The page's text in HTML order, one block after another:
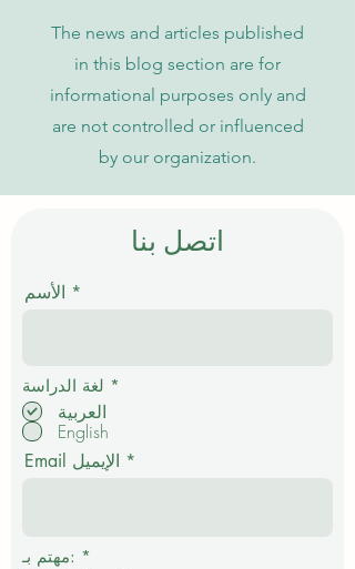
The news and articles published
in this blog section are for
informational purposes only and
are not controlled or influenced
by our organization.
اتصل بنا
الأسم
لغة الدراسة *
م
العربية
English
Email الإيميل
مهتم بـ: *